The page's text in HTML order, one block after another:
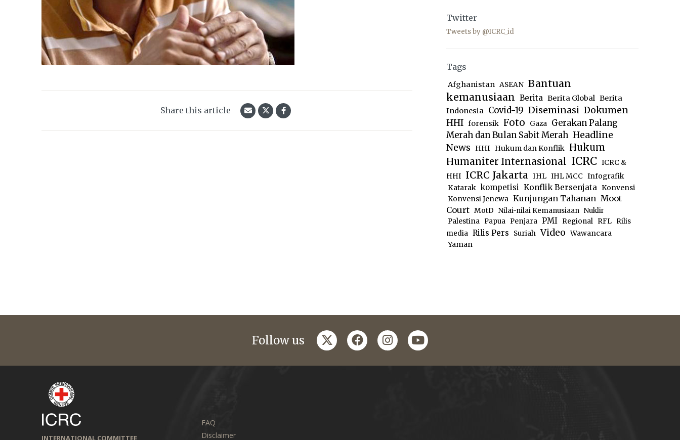
Share this article
Twitter
Tweets by @ICRC_id
Tags
Afghanistan ASEAN Bantuan
kemanusiaan Berita Berita Global Berita
Indonesia Covid-19 Diseminasi Dokumen
HHI forensik Foto Gaza Gerakan Palang
Merah dan Bulan Sabit Merah Headline
News
HHI Hukum dan Konflik Hukum
Humaniter Internasional ICRC ICRC &
HHI ICRC Jakarta IHL IHL MCC Infografik
Katarak kompetisi Konflik Bersenjata Konvensi
Konvensi Jenewa Kunjungan Tahanan Moot
Court MotD Nilai-nilai Kemanusiaan Nuklir
Palestina
Papua Penjara PMI Regional RFL
Rilis
media Rilis Pers Suriah Video Wawancara
Yaman
Follow us twitterfacebookinstagram
youtube
INTERNATIONAL COMMITTEE
FAQ
Disclaimer